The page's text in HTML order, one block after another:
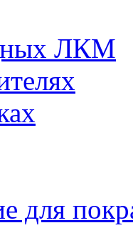
ЛКМ
для